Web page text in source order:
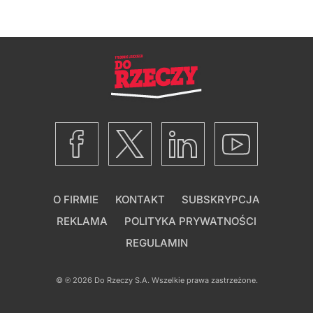
O FIRMIE KONTAKT
SUBSKRYPCJA
REKLAMA
POLITYKA PRYWATNOŚCI
REGULAMIN
© ℗ 2026 Do Rzeczy S.A.Wszelkie prawa zastrzeżone.